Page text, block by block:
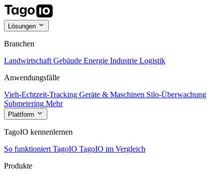
Lösungen
Branchen
Landwirtschaft Gebäude Energie Industrie Logistik
Anwendungsfälle
Vieh-Echtzeit-Tracking Geräte & Maschinen Silo-Überwachung
Submetering Mehr
Plattform
TagoIO kennenlernen
So funktioniert TagoIO TagoIO im Vergleich
Produkte